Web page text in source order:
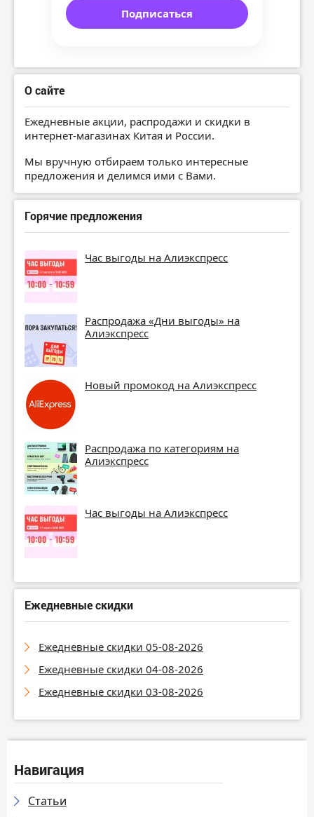
Подписаться
О сайте
Ежедневные акции, распродажи и скидки в
интернет-магазинах Китая и России.
Мы вручную отбираем только интересные
предложения и делимся ими с Вами.
Горячие предложения
Час выгоды на Алиэкспресс
Распродажа «Дни выгоды» на
Алиэкспресс
Новый промокод на Алиэкспресс
Распродажа по категориям на
Алиэкспресс
Час выгоды на Алиэкспресс
Ежедневные скидки
Ежедневные скидки 05-08-2026
Ежедневные скидки 04-08-2026
Ежедневные скидки 03-08-2026
Навигация
Статьи